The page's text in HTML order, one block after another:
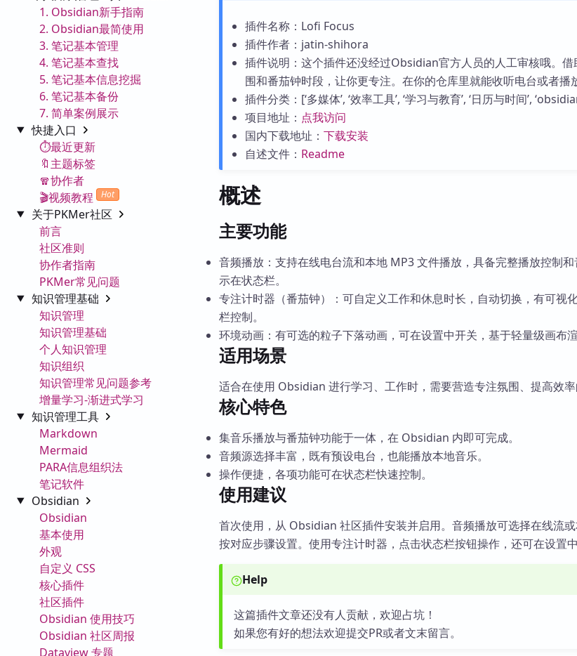
1. Obsidian新手指南
2. Obsidian最简使用
3. 笔记基本管理
4. 笔记基本查找
5. 笔记基本信息挖掘
6. 笔记基本备份
7. 简单案例展示
快捷入口
⏱️最近更新
🔖主题标签
🧣协作者
🎬视频教程
Hot
关于PKMer社区
前言
社区准则
协作者指南
PKMer常见问题
知识管理基础
知识管理
知识管理基础
个人知识管理
知识组织
知识管理常见问题参考
增量学习-渐进式学习
知识管理工具
Markdown
Mermaid
PARA信息组织法
笔记软件
Obsidian
Obsidian
基本使用
外观
自定义 CSS
核心插件
社区插件
Obsidian 使用技巧
Obsidian 社区周报
Dataview 专题
插件名称：Lofi Focus
插件作者：jatin-shihora
插件说明：这个插件还没经过Obsidian官方人员的人工审核哦。
围和番茄钟时段，让你更专注。在你的仓库里就能收听电台或者播
插件分类：[‘多媒体’, ‘效率工具’, ‘学习与教育’, ‘日历与时间’,
项目地址： 点我访问
国内下载地址： 下载安装
自述文件： Readme
概述
主要功能
音频播放：支持在线电台流和本地 MP3 文件播放，具备完整播放控制
示在状态栏。
专注计时器（番茄钟）：可自定义工作和休息时长，自动切换，有可视
栏控制。
环境动画：有可选的粒子下落动画，可在设置中开关，基于轻量级画布渲
适用场景
适合在使用 Obsidian 进行学习、工作时，需要营造专注氛围、提高效率
核心特色
集音乐播放与番茄钟功能于一体，在 Obsidian 内即可完成。
音频源选择丰富，既有预设电台，也能播放本地音乐。
操作便捷，各项功能可在状态栏快速控制。
使用建议
首次使用，从 Obsidian 社区插件安装并启用。音频播放可选择在线流或
按对应步骤设置。使用专注计时器，点击状态栏按钮操作，还可在设置中
Help
这篇插件文章还没有人贡献，欢迎占坑！
如果您有好的想法欢迎提交PR或者文末留言。